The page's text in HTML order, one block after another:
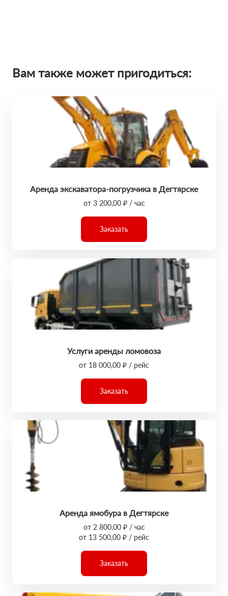
Вам также может пригодиться:
Аренда экскаватора-погрузчика в Дегтярске
от 3 200,00 ₽ / час
Заказать
Услуги аренды ломовоза
от 18 000,00 ₽ / рейс
Заказать
Аренда ямобура в Дегтярске
от 2 800,00 ₽ / час
от 13 500,00 ₽ / рейс
Заказать